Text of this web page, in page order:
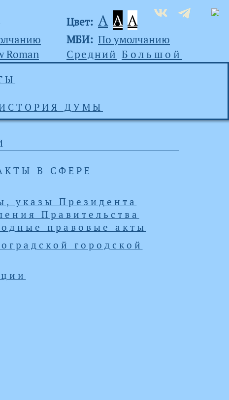
Цвет: A A A
Roman
МБИ: По умолчанию
Средний Большой
ДУМЫ
В СФЕРЕ
указы Президента
Правительства
правовые акты
городской